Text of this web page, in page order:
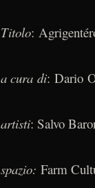
Titolo:
a cura di: Dario
artisti: Salvo
spazio: Farm